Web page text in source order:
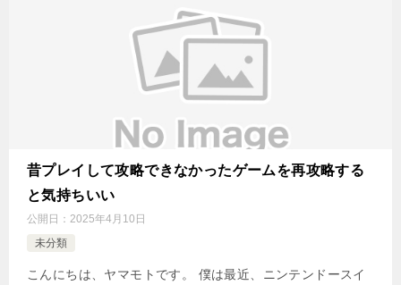
昔プレイして攻略できなかったゲームを再攻略する
と気持ちいい
公開日： 2025年4月10日
未分類
こんにちは、ヤマモトです。 僕は最近、ニンテンドースイ